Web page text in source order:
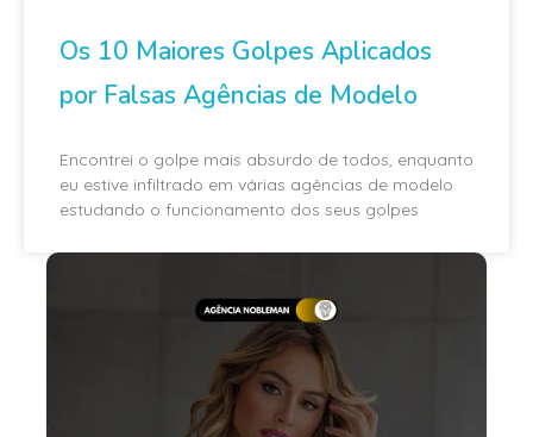
Os 10 Maiores Golpes Aplicados
por Falsas Agências de Modelo
Encontrei o golpe mais absurdo de todos, enquanto
eu estive infiltrado em várias agências de modelo
estudando o funcionamento dos seus golpes